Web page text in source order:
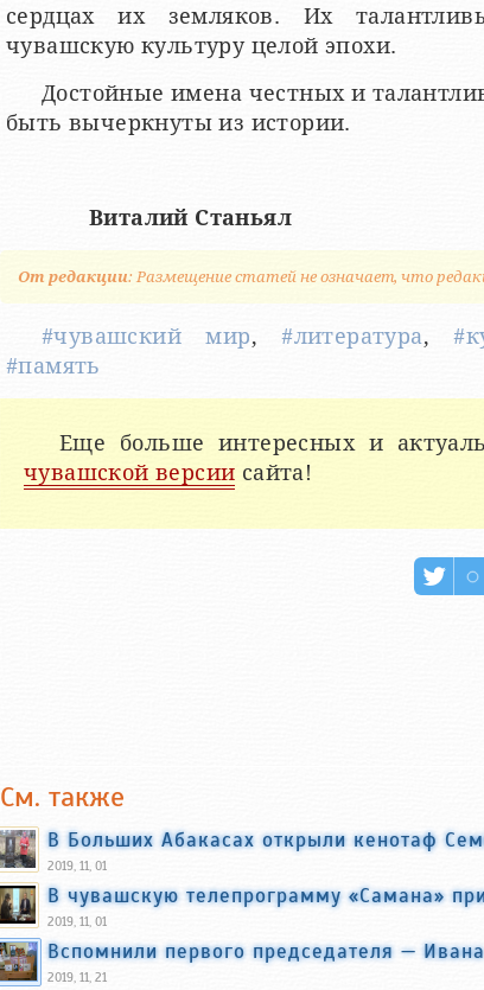
сердцах их земляков. Их
чувашскую культуру целой эпохи.
Достойные имена честных и
быть вычеркнуты из истории.
Виталий Станьял
От редакции: Размещение статей не означает, что
#чувашский мир,#литература,
#память
Еще больше интересных и
чувашской версии сайта!
См. также
В Больших Абакасах открыли кенотаф
2019, 11, 01
В чувашскую телепрограмму «Самана»
2019, 11, 01
Вспомнили первого председателя —
2019, 11, 21